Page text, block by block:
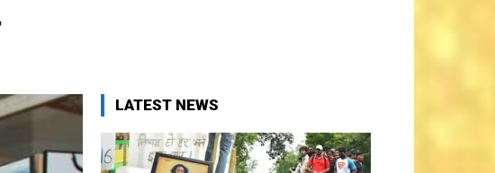
LATEST NEWS